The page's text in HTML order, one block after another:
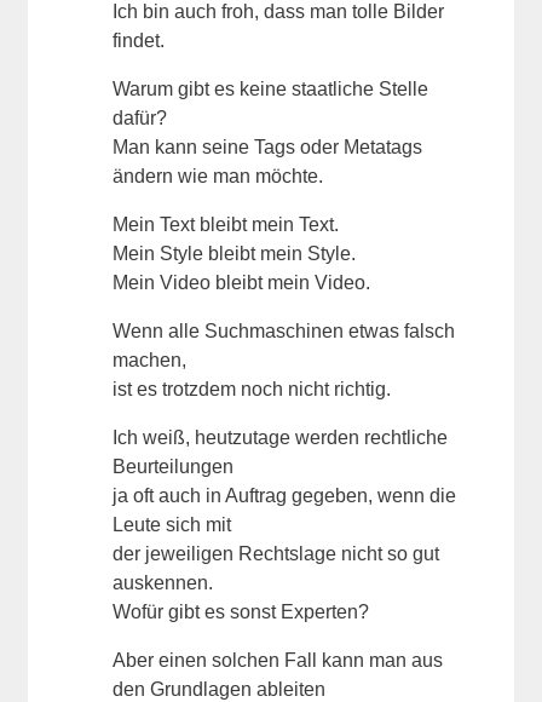
Ich bin auch froh, dass man tolle Bilder
findet.
Warum gibt es keine staatliche Stelle
dafür?
Man kann seine Tags oder Metatags
ändern wie man möchte.
Mein Text bleibt mein Text.
Mein Style bleibt mein Style.
Mein Video bleibt mein Video.
Wenn alle Suchmaschinen etwas falsch
machen,
ist es trotzdem noch nicht richtig.
Ich weiß, heutzutage werden rechtliche
Beurteilungen
ja oft auch in Auftrag gegeben, wenn die
Leute sich mit
der jeweiligen Rechtslage nicht so gut
auskennen.
Wofür gibt es sonst Experten?
Aber einen solchen Fall kann man aus
den Grundlagen ableiten